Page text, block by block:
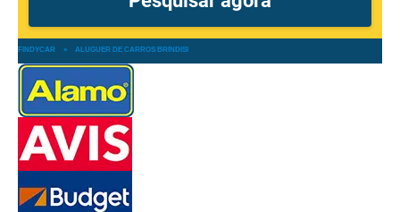
FINDYCAR » ALUGUER DE CARROS BRINDISI